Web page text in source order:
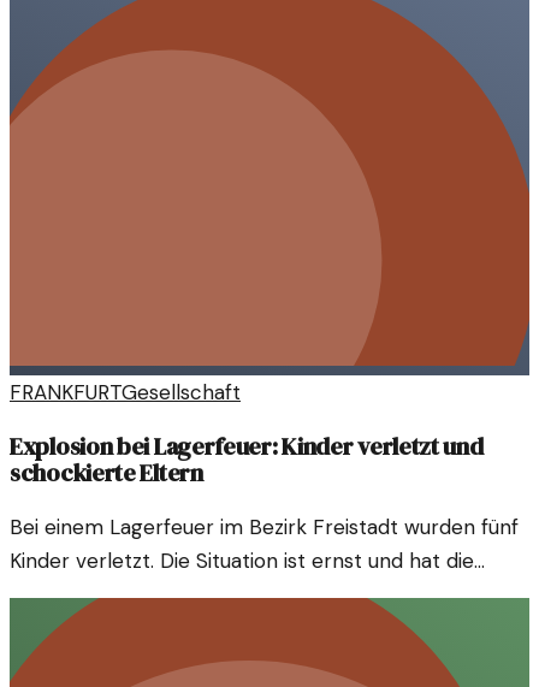
FRANKFURTGesellschaft
Explosion bei Lagerfeuer: Kinder verletzt und
schockierte Eltern
Bei einem Lagerfeuer im Bezirk Freistadt wurden fünf
Kinder verletzt. Die Situation ist ernst und hat die
gesamte Gemeinde betroffen. Anwohner berichten
von einer erschreckenden Szene.